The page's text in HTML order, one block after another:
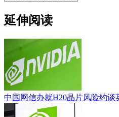
延伸阅读
中国网信办就H20晶片风险约谈